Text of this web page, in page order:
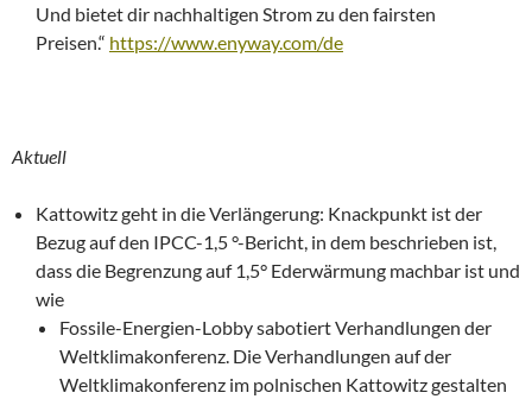
Und bietet dir nachhaltigen Strom zu den fairsten
Preisen.“ https://www.enyway.com/de
Aktuell
Kattowitz geht in die Verlängerung: Knackpunkt ist der
Bezug auf den IPCC-1,5 °-Bericht, in dem beschrieben ist,
dass die Begrenzung auf 1,5° Ederwärmung machbar ist und
wie
Fossile-Energien-Lobby sabotiert Verhandlungen der
Weltklimakonferenz. Die Verhandlungen auf der
Weltklimakonferenz im polnischen Kattowitz gestalten